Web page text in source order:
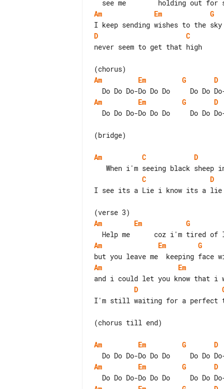
Am Em G
D
C
never seem to get that high
Am
Em G D
Am Em G
D
(bridge)
Am C D
C
D
I see its a Lie i know its a lie
Am
Em G
Am Em G
Am Em
D
I'm still waiting for a perfect
(chorus till end)
Am Em G D
Am Em G D